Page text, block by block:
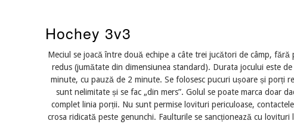
Hochey 3v3
Meciul se joacă între două echipe a câte trei jucători de câmp,
redus (jumătate din dimensiunea standard). Durata jocului este
minute, cu pauză de 2 minute. Se folosesc pucuri ușoare și porți
sunt nelimitate și se fac „din mers”. Golul se poate marca doar
complet linia porții. Nu sunt permise lovituri periculoase,
crosa ridicată peste genunchi. Faulturile se sancționează cu lovituri